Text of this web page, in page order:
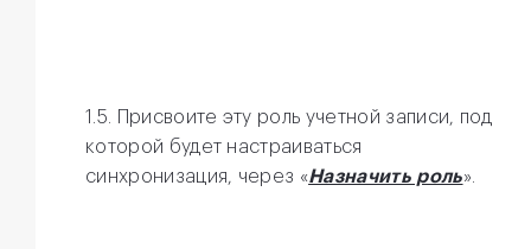
1.5. Присвоите эту роль учетной записи, под
которой будет настраиваться
синхронизация, через «Назначить роль».